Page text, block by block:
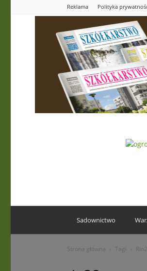
Reklama Polityka
Sadownictwo
Strona główna Tagi